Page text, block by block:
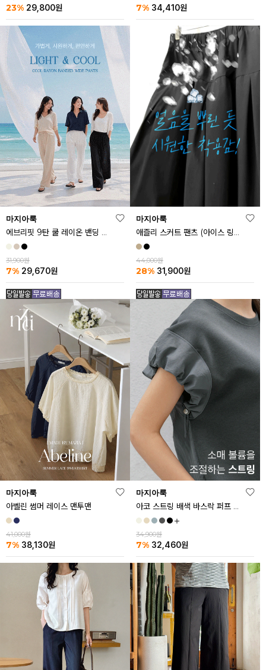
23% 29,800원 7% 34,410원
마지아룩
에브리핏 9탄 쿨 레이온 밴딩 와이드 팬츠
31,900원
7% 29,670원
마지아룩
애즐리 스커트 팬츠 (아이스 링클프리ver.)
44,000원
28% 31,900원
마지아룩
아벨린 썸머 레이스 맨투맨
41,000원
7% 38,130원
마지아룩
아코 스트링 배색 바스락 퍼프 반팔티
34,900원
7% 32,460원